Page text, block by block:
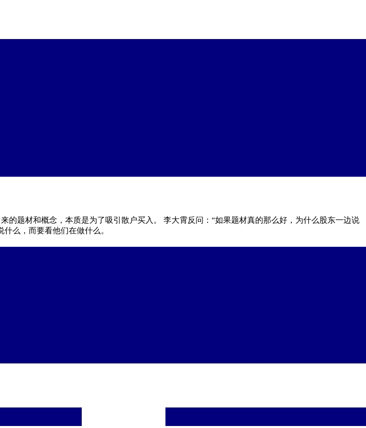
题材和概念，本质是为了吸引散户买入。 李大霄反问：“如果题材真的那么好，为什么股东一边说
么，而要看他们在做什么。